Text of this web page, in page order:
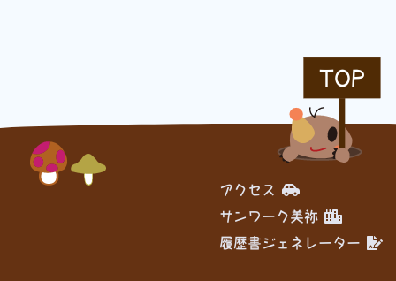
TOP
アクセス
サンワーク美祢
履歴書ジェネレーター